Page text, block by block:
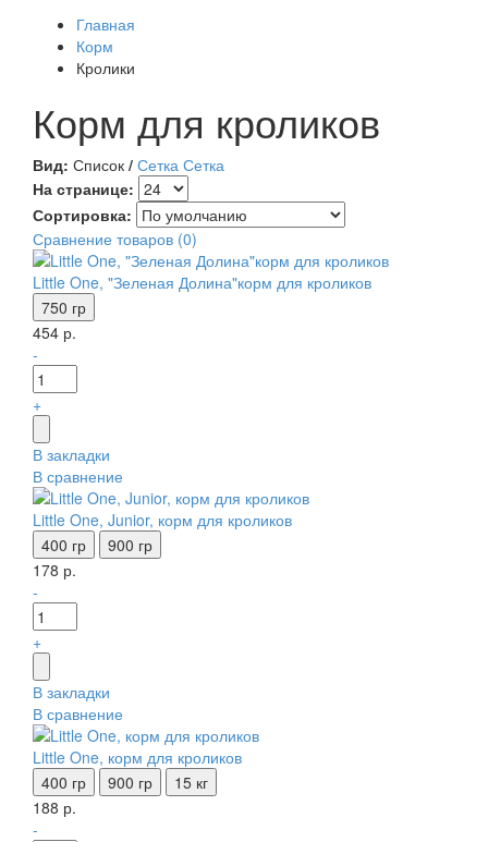
Главная
Корм
Кролики
Корм для кроликов
Вид: Список / Сетка Сетка
На странице:
Сортировка:
Сравнение товаров (0)
Little One, "Зеленая Долина"корм для кроликов
750 гр
454 р.
-
+
В закладки
В сравнение
Little One, Junior, корм для кроликов
400 гр
900 гр
178 р.
-
+
В закладки
В сравнение
Little One, корм для кроликов
400 гр
900 гр
15 кг
188 р.
-